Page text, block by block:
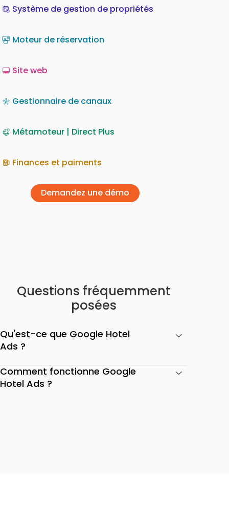
Système de gestion de propriétés
Moteur de réservation
Site web
Gestionnaire de canaux
Métamoteur | Direct Plus
Finances et paiments
Demandez une démo
Questions fréquemment
posées
Qu'est-ce que Google Hotel
Ads ?
Comment fonctionne Google
Hotel Ads ?